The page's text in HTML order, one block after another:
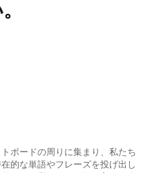
ボードの周りに集まり、私たち
的な単語やフレーズを投げ出し